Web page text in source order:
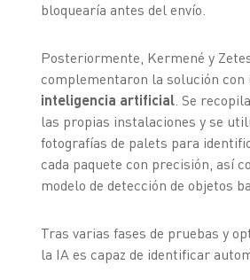
bloquearía antes del envío.
Posteriormente, Kermené y
complementaron la solución con
inteligencia artificial. Se
las propias instalaciones y se
fotografías de palets para
cada paquete con precisión, así
modelo de detección de objetos
Tras varias fases de pruebas y
la IA es capaz de identificar